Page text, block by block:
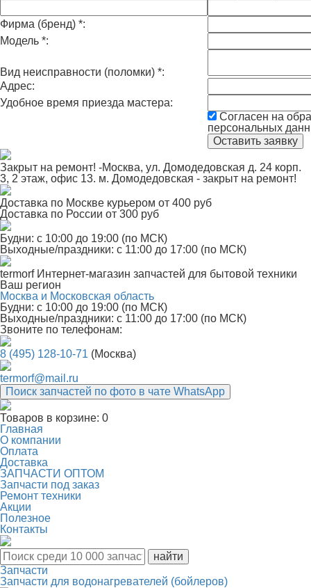
Фирма (бренд) *:
Модель *:
Вид неисправности (поломки) *:
Адрес:
Удобное время приезда мастера:
Согласен на
персональных
Закрыт на ремонт! -Москва, ул. Домодедовская д. 24 корп.
3, 2 этаж, офис 13. м. Домодедовская - закрыт на ремонт!
Доставка по Москве курьером от 400 руб
Доставка по России от 300 руб
Будни: с 10:00 до 19:00 (по МСК)
Выходные/праздники: с 11:00 до 17:00 (по МСК)
termorf Интернет-магазин запчастей для бытовой техники
Ваш регион
Москва и Московская область
Будни: с 10:00 до 19:00 (по МСК)
Выходные/праздники: с 11:00 до 17:00 (по МСК)
Звоните по телефонам:
8 (495) 128-10-71 (Москва)
termorf@mail.ru
Поиск запчастей по фото в чате WhatsApp
Товаров в корзине: 0
Главная
О компании
Оплата
Доставка
ЗАПЧАСТИ ОПТОМ
Запчасти под заказ
Ремонт техники
Акции
Полезное
Контакты
Запчасти
Запчасти для водонагревателей (бойлеров)